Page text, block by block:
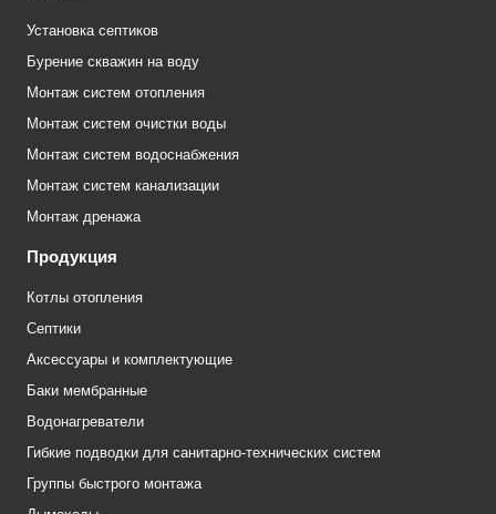
Установка септиков
Бурение скважин на воду
Монтаж систем отопления
Монтаж систем очистки воды
Монтаж систем водоснабжения
Монтаж систем канализации
Монтаж дренажа
Продукция
Котлы отопления
Септики
Аксессуары и комплектующие
Баки мембранные
Водонагреватели
Гибкие подводки для санитарно-технических систем
Группы быстрого монтажа